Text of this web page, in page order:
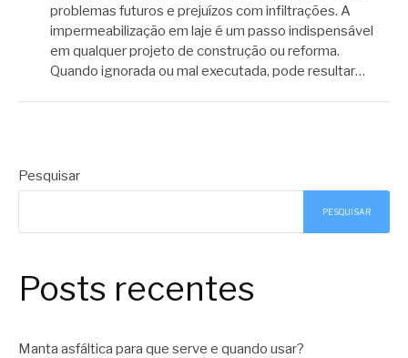
problemas futuros e prejuízos com infiltrações. A
impermeabilização em laje é um passo indispensável
em qualquer projeto de construção ou reforma.
Quando ignorada ou mal executada, pode resultar…
Pesquisar
PESQUISAR
Posts recentes
Manta asfáltica para que serve e quando usar?